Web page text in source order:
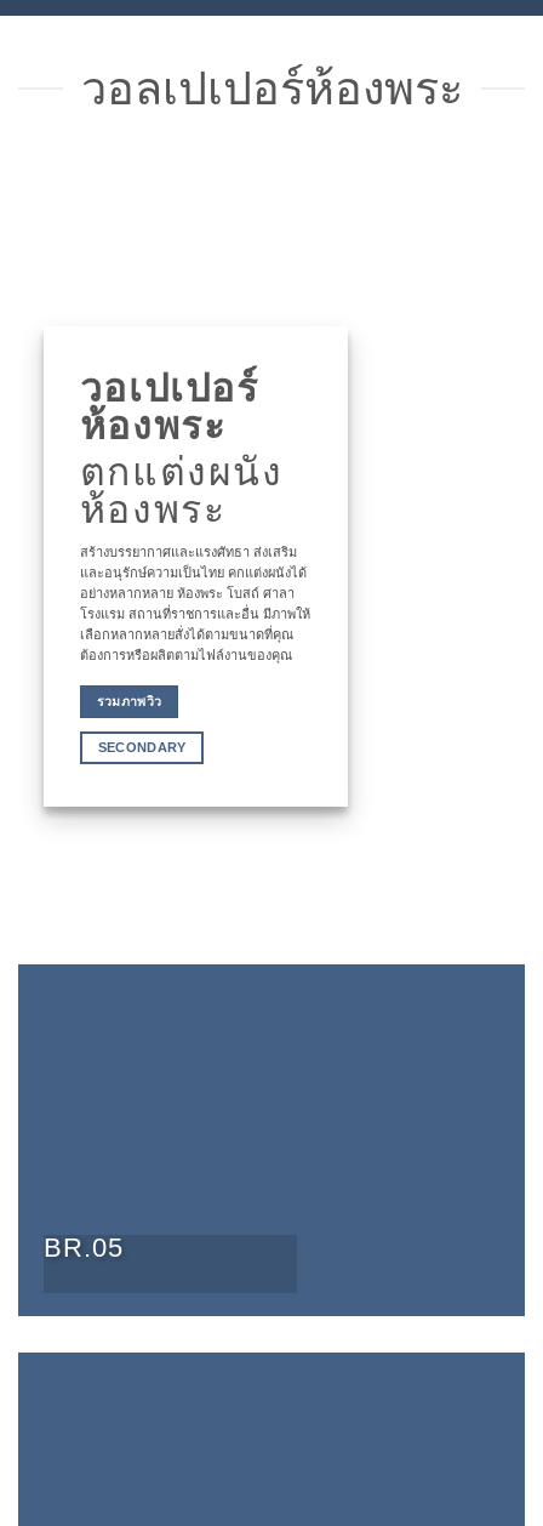
วอลเปเปอร์ห้องพระ
วอเปเปอร์
ห้องพระ
ตกแต่งผนัง
ห้องพระ
สร้างบรรยากาศและแรงศัทธา ส่งเสริม
และอนุรักษ์ความเป็นไทย คกแต่งผนังได้
อย่างหลากหลาย ห้องพระ โบสถ์ ศาลา
โรงแรม สถานที่ราชการและอื่น มีภาพให้
เลือกหลากหลายสั่งได้ตามขนาดที่คุณ
ต้องการหรือผลิตตามไฟล์งานของคุณ
รวมภาพวิว
SECONDARY
BR.05